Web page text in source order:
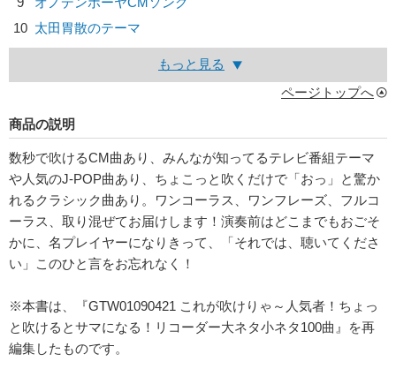
10 太田胃散のテーマ
もっと見る
ページトップへ
商品の説明
数秒で吹けるCM曲あり、みんなが知ってるテレビ番組テーマ
や人気のJ-POP曲あり、ちょこっと吹くだけで「おっ」と驚か
れるクラシック曲あり。ワンコーラス、ワンフレーズ、フルコ
ーラス、取り混ぜてお届けします！演奏前はどこまでもおごそ
かに、名プレイヤーになりきって、「それでは、聴いてくださ
い」このひと言をお忘れなく！
※本書は、『GTW01090421 これが吹けりゃ～人気者！ちょっ
と吹けるとサマになる！リコーダー大ネタ小ネタ100曲』を再
編集したものです。